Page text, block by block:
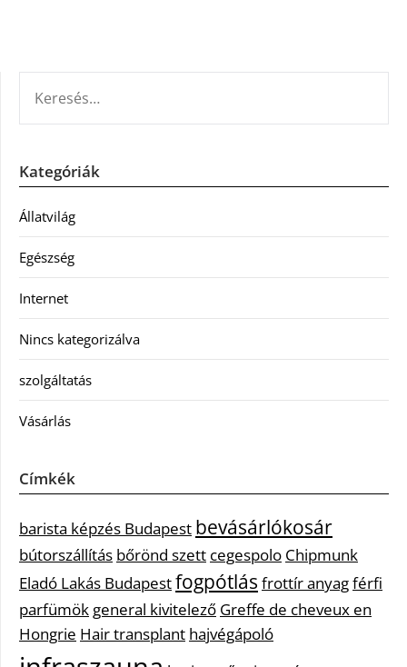
Kategóriák
Állatvilág
Egészség
Internet
Nincs kategorizálva
szolgáltatás
Vásárlás
Címkék
barista képzés Budapest bevásárlókosár
bútorszállítás bőrönd szett cegespolo Chipmunk
Eladó Lakás Budapestfogpótlás frottír anyagférfi
parfümök general kivitelező Greffe de cheveux en
Hongrie Hair transplant hajvégápoló